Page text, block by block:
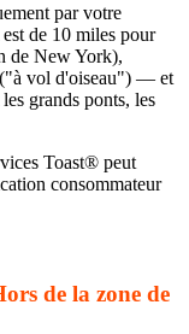
par votre
de 10 miles pour
de New York),
("à vol d'oiseau") — et
grands ponts, les
Toast® peut
consommateur
de la zone de